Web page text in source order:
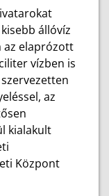
állóvíz
az elaprózott
vízben is
az
kialakult
Központ